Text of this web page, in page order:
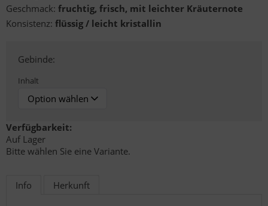
Geschmack: fruchtig, frisch, mit leichter Kräuternote
Konsistenz: flüssig / leicht kristallin
Gebinde:
Inhalt
Verfügbarkeit:
Auf Lager
Bitte wählen Sie eine Variante.
Info Herkunft